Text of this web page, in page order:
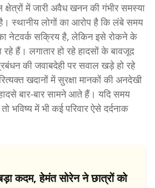
में जारी अवैध खनन की गंभीर समस्या
स्थानीय लोगों का आरोप है कि लंबे समय
नेटवर्क सक्रिय है, लेकिन इसे रोकने के
रहे हैं। लगातार हो रहे हादसों के बावजूद
की जवाबदेही पर सवाल खड़े हो रहे
खदानों में सुरक्षा मानकों की अनदेखी
बार-बार सामने आते हैं। यदि समय
भविष्य में भी कई परिवार ऐसे दर्दनाक
कदम, हेमंत सोरेन ने छात्रों को